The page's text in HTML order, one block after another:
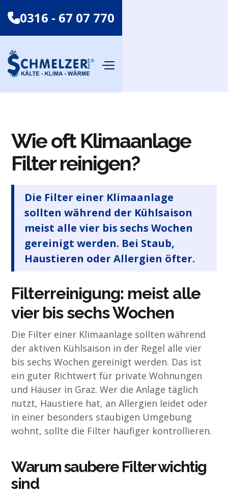
0316 - 67 07 770
Wie oft Klimaanlage
Filter reinigen?
Die Filter einer Klimaanlage
sollten während der Kühlsaison
meist alle vier bis sechs Wochen
gereinigt werden. Bei Staub,
Haustieren oder Allergien öfter.
Filterreinigung: meist alle
vier bis sechs Wochen
Die Filter einer Klimaanlage sollten während
der aktiven Kühlsaison in der Regel alle vier
bis sechs Wochen gereinigt werden. Das ist
ein guter Richtwert für private Wohnungen
und Häuser in Graz. Wer die Anlage täglich
nutzt, Haustiere hat, an Allergien leidet oder
in einer besonders staubigen Umgebung
wohnt, sollte die Filter häufiger kontrollieren.
Warum saubere Filter wichtig
sind